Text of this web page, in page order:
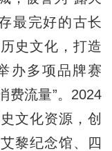
最完好的古长
史文化，打造
办多项品牌赛
费流量”。2024
文化资源，创
黎纪念馆、四